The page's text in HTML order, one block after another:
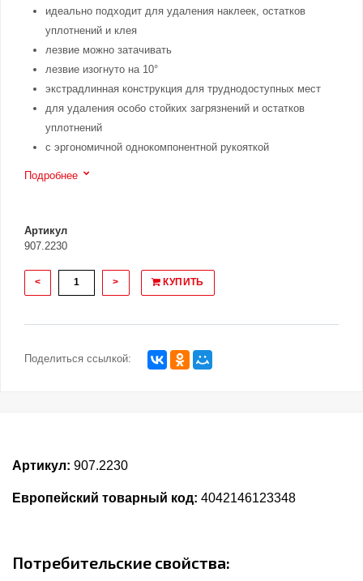
идеально подходит для удаления наклеек, остатков
уплотнений и клея
лезвие можно затачивать
лезвие изогнуто на 10°
экстрадлинная конструкция для труднодоступных мест
для удаления особо стойких загрязнений и остатков
уплотнений
с эргономичной однокомпонентной рукояткой
Подробнее
Артикул
907.2230
< > КУПИТЬ
Поделиться ссылкой:
Артикул: 907.2230
Европейский товарный код: 4042146123348
Потребительские свойства: